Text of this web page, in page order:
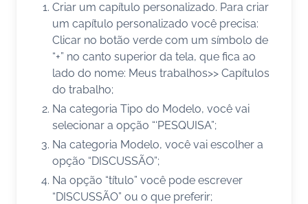
Criar um capítulo personalizado. Para criar
um capítulo personalizado você precisa:
Clicar no botão verde com um símbolo de
“+” no canto superior da tela, que fica ao
lado do nome: Meus trabalhos>> Capítulos
do trabalho;
Na categoria Tipo do Modelo, você vai
selecionar a opção “‘PESQUISA”;
Na categoria Modelo, você vai escolher a
opção “DISCUSSÃO”;
Na opção “título” você pode escrever
“DISCUSSÃO” ou o que preferir;